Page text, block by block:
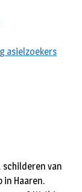
asielzoekers
van
in Haaren.